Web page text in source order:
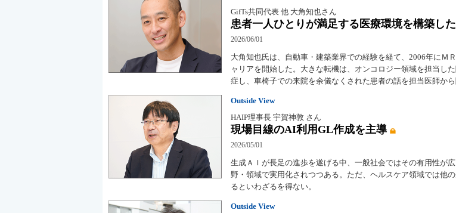
GifTs共同代表 他 大角知也さん
患者一人ひとりが満足する医療環境を構築し
2026/06/01
大角知也氏は、自動車・建築業界での経験を経て、2006年にＭ
ャリアを開始した。大きな転機は、オンコロジー領域を担当し
症し、車椅子での来院を余儀なくされた患者の話を担当医師から
Outside View
HAIP理事長 宇賀神敦 さん
現場目線のAI利用GL作成を主導
2026/05/01
生成ＡＩが長足の進歩を遂げる中、一般社会ではその有用性が
野・領域で実用化されつつある。ただ、ヘルスケア領域では他
るといわざるを得ない。
Outside View